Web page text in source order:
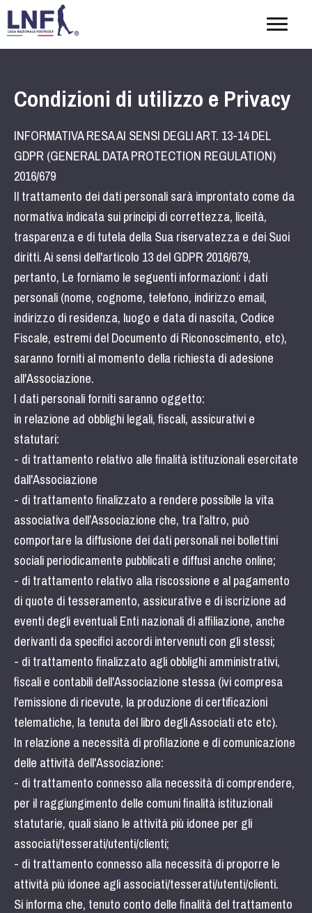
Condizioni di utilizzo e Privacy
INFORMATIVA RESA AI SENSI DEGLI ART. 13-14 DEL
GDPR (GENERAL DATA PROTECTION REGULATION)
2016/679
Il trattamento dei dati personali sarà improntato come da
normativa indicata sui principi di correttezza, liceità,
trasparenza e di tutela della Sua riservatezza e dei Suoi
diritti. Ai sensi dell'articolo 13 del GDPR 2016/679,
pertanto, Le forniamo le seguenti informazioni: i dati
personali (nome, cognome, telefono, indirizzo email,
indirizzo di residenza, luogo e data di nascita, Codice
Fiscale, estremi del Documento di Riconoscimento, etc),
saranno forniti al momento della richiesta di adesione
all'Associazione.
I dati personali forniti saranno oggetto:
in relazione ad obblighi legali, fiscali, assicurativi e
statutari:
- di trattamento relativo alle finalità istituzionali esercitate
dall'Associazione
- di trattamento finalizzato a rendere possibile la vita
associativa dell’Associazione che, tra l’altro, può
comportare la diffusione dei dati personali nei bollettini
sociali periodicamente pubblicati e diffusi anche online;
- di trattamento relativo alla riscossione e al pagamento
di quote di tesseramento, assicurative e di iscrizione ad
eventi degli eventuali Enti nazionali di affiliazione, anche
derivanti da specifici accordi intervenuti con gli stessi;
- di trattamento finalizzato agli obblighi amministrativi,
fiscali e contabili dell'Associazione stessa (ivi compresa
l'emissione di ricevute, la produzione di certificazioni
telematiche, la tenuta del libro degli Associati etc etc).
In relazione a necessità di profilazione e di comunicazione
delle attività dell'Associazione:
- di trattamento connesso alla necessità di comprendere,
per il raggiungimento delle comuni finalità istituzionali
statutarie, quali siano le attività più idonee per gli
associati/tesserati/utenti/clienti;
- di trattamento connesso alla necessità di proporre le
attività più idonee agli associati/tesserati/utenti/clienti.
Si informa che, tenuto conto delle finalità del trattamento